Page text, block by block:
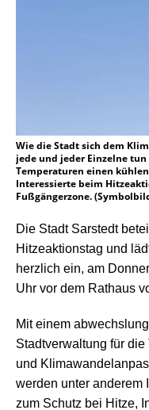
Wie die Stadt sich dem
jede und jeder Einzelne
Temperaturen einen
Interessierte beim
Fußgängerzone.
Die Stadt Sarstedt
Hitzeaktionstag und
herzlich ein, am
Uhr vor dem Rathaus
Mit einem
Stadtverwaltung für die
und
werden unter anderem
zum Schutz bei Hitze,